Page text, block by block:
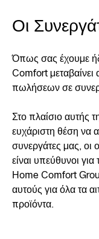
Οι
Όπως σας έχουμε
Comfort
πωλήσεων σε
Στο πλαίσιο αυτής
ευχάριστη θέση να
συνεργάτες μας, οι
είναι υπεύθυνοι
Home Comfort
αυτούς για όλα τα
προϊόντα.